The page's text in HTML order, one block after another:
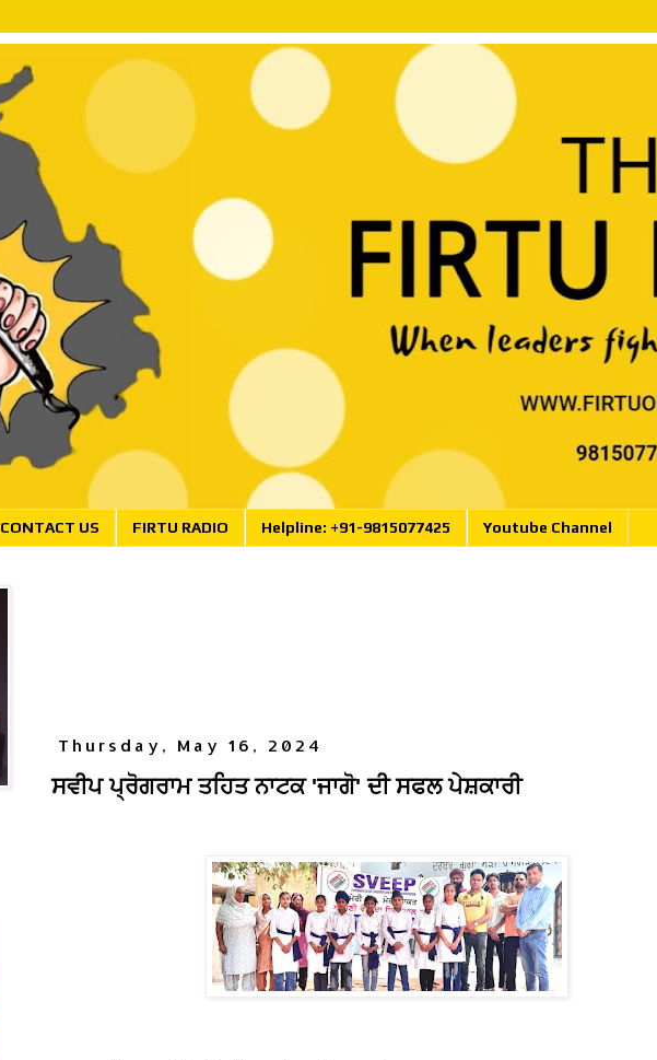
CONTACT US FIRTU RADIO Helpline: +91-9815077425 Youtube Channel
Thursday, May 16, 2024
ਸਵੀਪ ਪ੍ਰੋਗਰਾਮ ਤਹਿਤ ਨਾਟਕ 'ਜਾਗੋ' ਦੀ ਸਫਲ ਪੇਸ਼ਕਾਰੀ